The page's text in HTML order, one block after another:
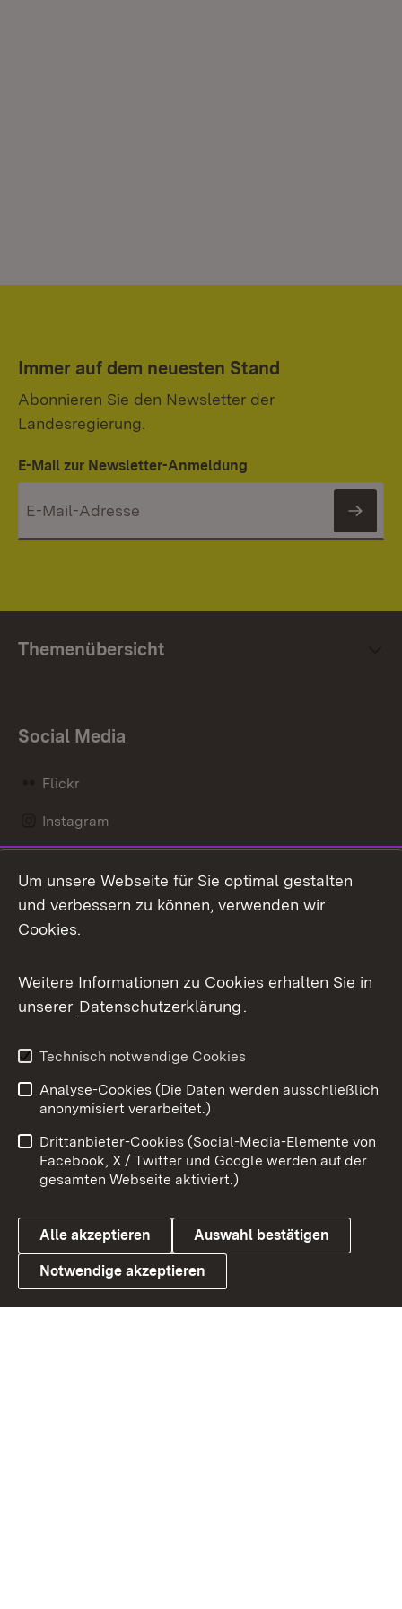
Immer auf dem neuesten Stand
Abonnieren Sie den Newsletter der
Landesregierung.
E-Mail zur Newsletter-Anmeldung
Themenübersicht
Social Media
Flickr
Instagram
Mastodon
Messenger
Social Wall
X / Twitter
Youtube
Link zum Landesportal
Benutzungshinweise
Barrierefreiheit
Datenschutz
Cookies
Um unsere Webseite für Sie optimal gestalten
und verbessern zu können, verwenden wir
Cookies.
Weitere Informationen zu Cookies erhalten Sie in
unserer Datenschutzerklärung.
Technisch notwendige Cookies
Analyse-Cookies (Die Daten werden ausschließlich
anonymisiert verarbeitet.)
Drittanbieter-Cookies (Social-Media-Elemente von
Facebook, X / Twitter und Google werden auf der
gesamten Webseite aktiviert.)
Alle akzeptieren Auswahl bestätigen
Notwendige akzeptieren